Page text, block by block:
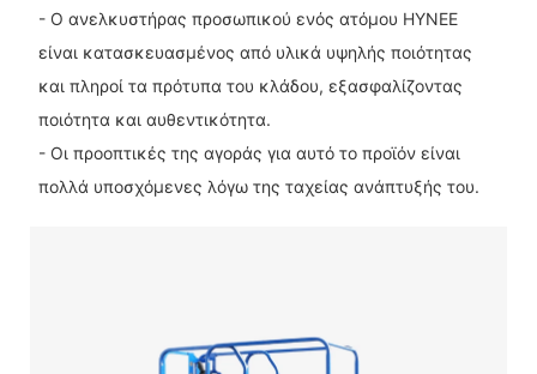
- Ο ανελκυστήρας προσωπικού ενός ατόμου HYNEE
είναι κατασκευασμένος από υλικά υψηλής ποιότητας
και πληροί τα πρότυπα του κλάδου, εξασφαλίζοντας
ποιότητα και αυθεντικότητα.
- Οι προοπτικές της αγοράς για αυτό το προϊόν είναι
πολλά υποσχόμενες λόγω της ταχείας ανάπτυξής του.